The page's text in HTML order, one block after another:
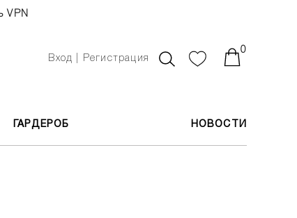
VPN
Вход | Регистрация
0
ГАРДЕРОБ НОВОСТИ